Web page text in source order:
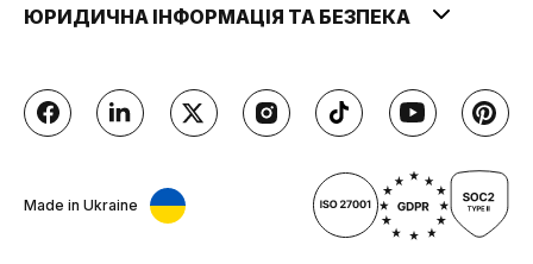
ЮРИДИЧНА ІНФОРМАЦІЯ ТА БЕЗПЕКА
Made in Ukraine